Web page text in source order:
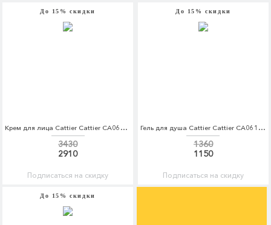
До 15% скидки
Крем для лица Cattier Cattier CA061LWFLK74
3430
2910
Подписаться на скидку
До 15% скидки
Гель для душа Cattier Cattier CA061LWSPS29
1360
1150
Подписаться на скидку
До 15% скидки